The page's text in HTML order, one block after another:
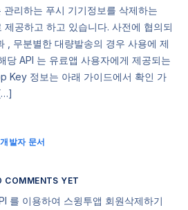
리하는 푸시 기기정보를 삭제하는
제공하고 하고 있습니다. 사전에 협의되
, 무분별한 대량발송의 경우 사용에 제
당 API 는 유료앱 사용자에게 제공되는
Key 정보는 아래 가이드에서 확인 가
,개발자 문서
COMMENTS YET
를 이용하여 스윙투앱 회원삭제하기